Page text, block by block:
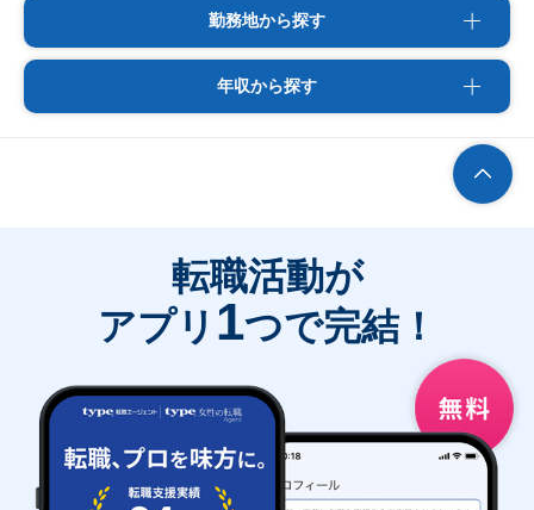
勤務地から探す
年収から探す
転職活動が
アプリ 1つで完結！